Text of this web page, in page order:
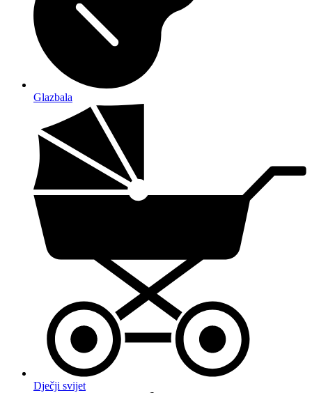
Glazbala
Dječji svijet